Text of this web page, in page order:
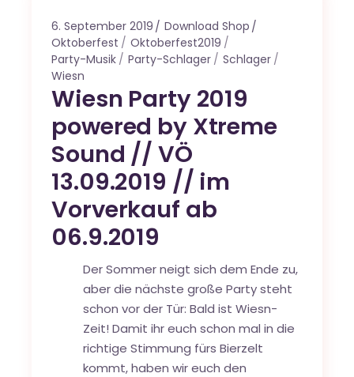
6. September 2019
Download Shop
Oktoberfest
Oktoberfest2019
Party-Musik
Party-Schlager
Schlager
Wiesn
Wiesn Party 2019
powered by Xtreme
Sound // VÖ
13.09.2019 // im
Vorverkauf ab
06.9.2019
Der Sommer neigt sich dem Ende zu,
aber die nächste große Party steht
schon vor der Tür: Bald ist Wiesn-
Zeit! Damit ihr euch schon mal in die
richtige Stimmung fürs Bierzelt
kommt, haben wir euch den